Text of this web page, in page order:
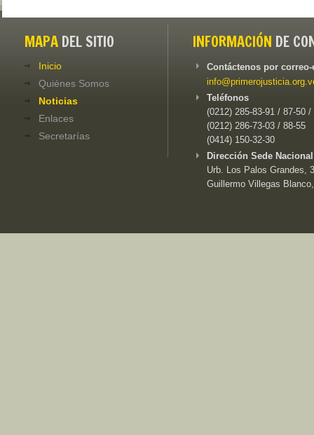
MAPA DEL SITIO
Inicio
Quiénes Somos
Noticias
Enlaces
Secretarías
INFORMACIÓN DE
Contáctenos por
Teléfonos
(0212) 285-83-91 / 87-50 /
(0212) 286-73-03 / 88-55
(0414) 150-32-30
Dirección Sede
Urb. Los Palos Grandes,
Guillermo Villegas